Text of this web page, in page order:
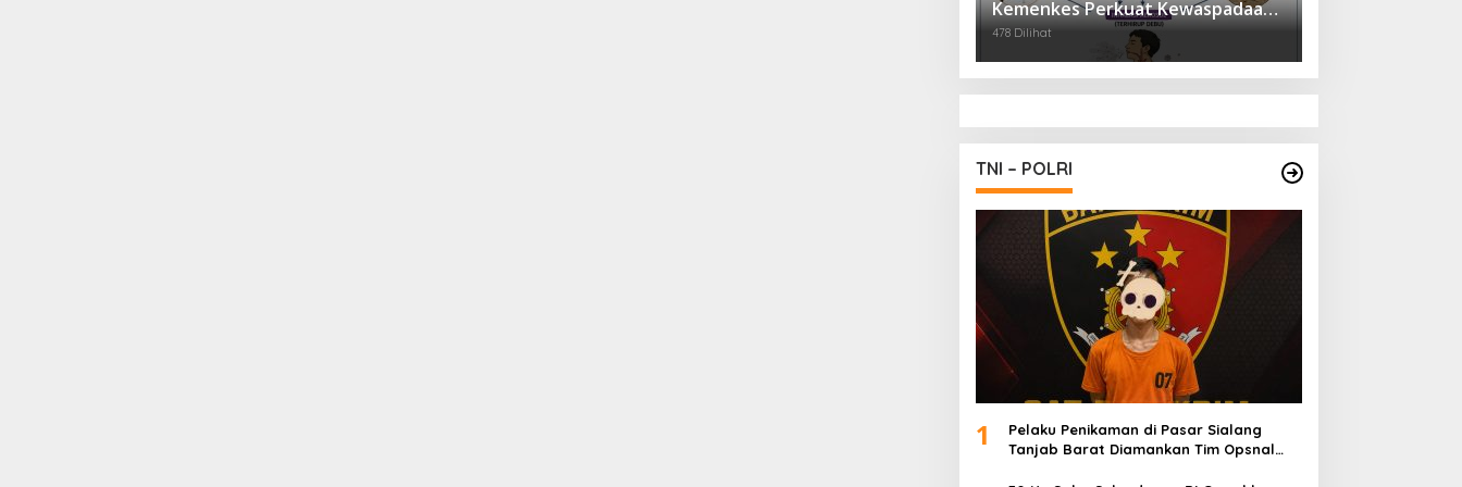
Kemenkes Perkuat Kewaspadaan
Virus Hanta
478 Dilihat
TNI – POLRI
1
Pelaku Penikaman di Pasar Sialang
Tanjab Barat Diamankan Tim Opsnal